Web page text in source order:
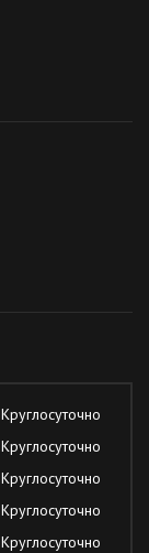
Круглосуточно
Круглосуточно
Круглосуточно
Круглосуточно
Круглосуточно